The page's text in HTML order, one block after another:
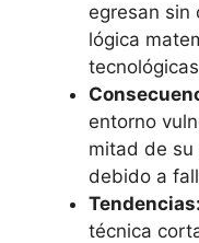
egresan sin
lógica
entorno
mitad de su
debido a
Tendencias:
técnica